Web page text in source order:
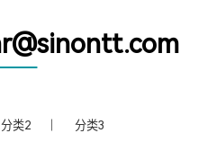
分类2 分类3